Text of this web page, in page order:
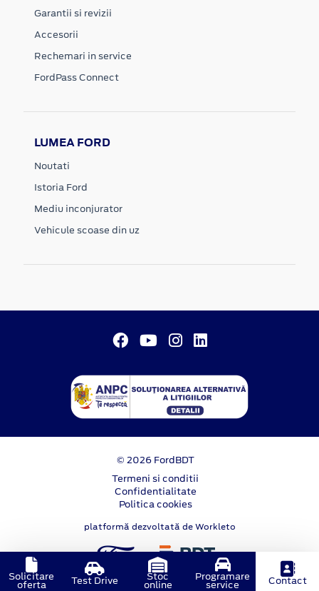
Garantii si revizii
Accesorii
Rechemari in service
FordPass Connect
LUMEA FORD
Noutati
Istoria Ford
Mediu inconjurator
Vehicule scoase din uz
© 2026 FordBDT
Termeni si conditii
Confidentialitate
Politica cookies
platformă dezvoltată de Workleto
Solicitare
oferta Test Drive Stoc
online
Programare
service Contact